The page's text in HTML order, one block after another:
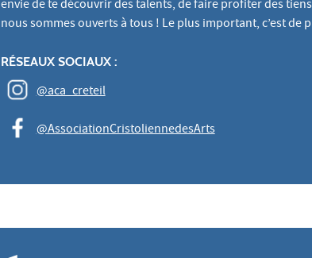
envie de te découvrir des talents, de faire profiter des
nous sommes ouverts à tous ! Le plus important, c’est de
RÉSEAUX SOCIAUX :
@aca_creteil
@AssociationCristoliennedesArts